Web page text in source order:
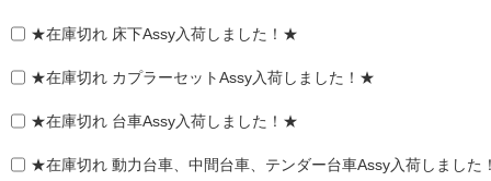
★在庫切れ 床下Assy入荷しました！★
★在庫切れ カプラーセットAssy入荷しました！★
★在庫切れ 台車Assy入荷しました！★
★在庫切れ 動力台車、中間台車、テンダー台車Assy入荷しまし